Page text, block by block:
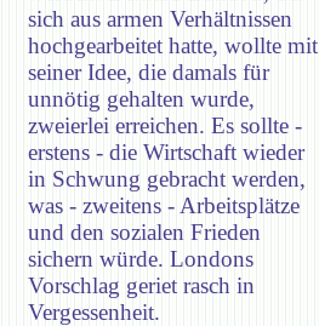
sich aus armen Verhältnissen
hochgearbeitet hatte, wollte mit
seiner Idee, die damals für
unnötig gehalten wurde,
zweierlei erreichen. Es sollte -
erstens - die Wirtschaft wieder
in Schwung gebracht werden,
was - zweitens - Arbeitsplätze
und den sozialen Frieden
sichern würde. Londons
Vorschlag geriet rasch in
Vergessenheit.